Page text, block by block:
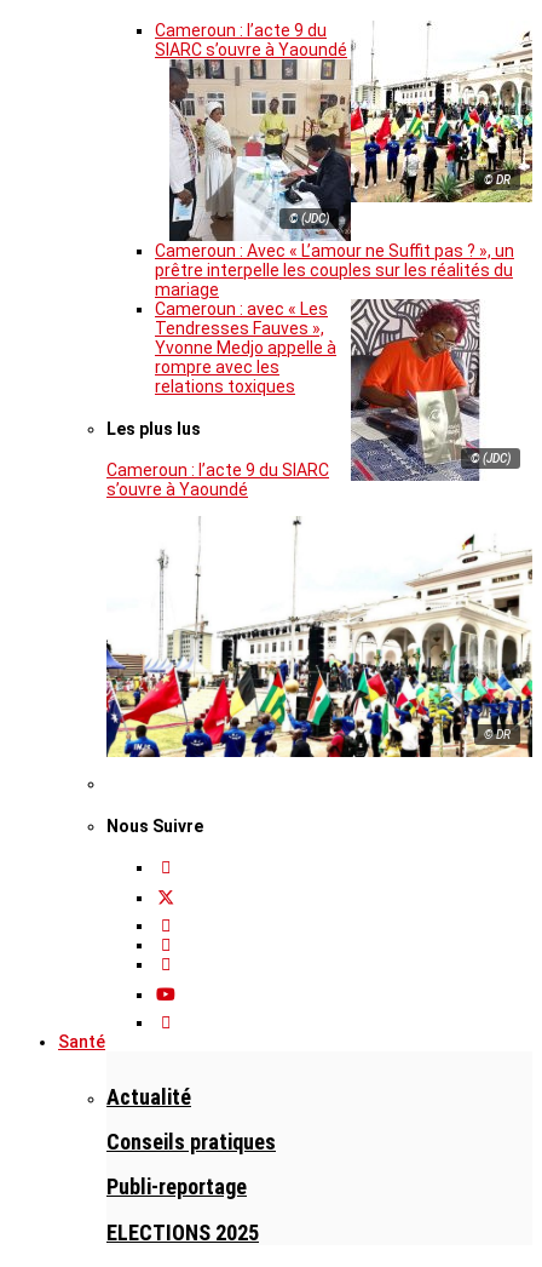
© DR
Cameroun : l’acte 9 du
SIARC s’ouvre à Yaoundé
© (JDC)
Cameroun : Avec « L’amour ne Suffit pas ? », un
prêtre interpelle les couples sur les réalités du
mariage
© (JDC)
Cameroun : avec « Les
Tendresses Fauves »,
Yvonne Medjo appelle à
rompre avec les
relations toxiques
Les plus lus
Cameroun : l’acte 9 du SIARC
s’ouvre à Yaoundé
© DR
Nous Suivre
Santé
Actualité
Conseils pratiques
Publi-reportage
ELECTIONS 2025